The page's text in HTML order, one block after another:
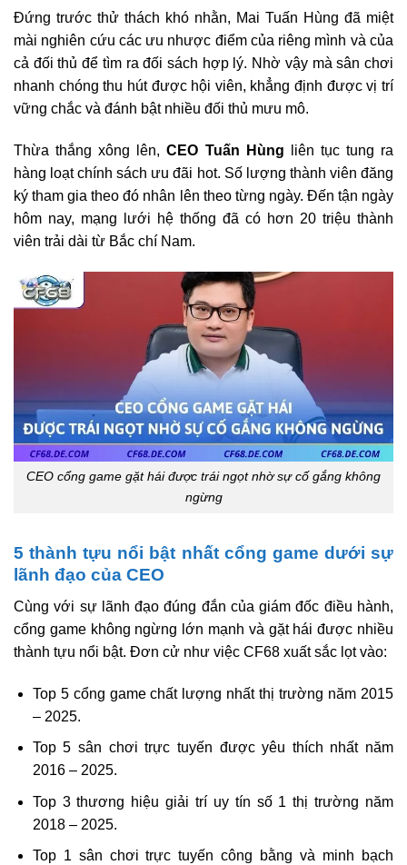
Đứng trước thử thách khó nhằn, Mai Tuấn Hùng đã miệt
mài nghiên cứu các ưu nhược điểm của riêng mình và của
cả đối thủ để tìm ra đối sách hợp lý. Nhờ vậy mà sân chơi
nhanh chóng thu hút được hội viên, khẳng định được vị trí
vững chắc và đánh bật nhiều đối thủ mưu mô.
Thừa thắng xông lên,CEO Tuấn Hùng liên tục tung ra
hàng loạt chính sách ưu đãi hot. Số lượng thành viên đăng
ký tham gia theo đó nhân lên theo từng ngày. Đến tận ngày
hôm nay, mạng lưới hệ thống đã có hơn 20 triệu thành
viên trải dài từ Bắc chí Nam.
CEO cổng game gặt hái được trái ngọt nhờ sự cố gắng không
ngừng
5 thành tựu nổi bật nhất cổng game dưới sự
lãnh đạo của CEO
Cùng với sự lãnh đạo đúng đắn của giám đốc điều hành,
cổng game không ngừng lớn mạnh và gặt hái được nhiều
thành tựu nổi bật. Đơn cử như việc CF68 xuất sắc lọt vào:
Top 5 cổng game chất lượng nhất thị trường năm 2015
– 2025.
Top 5 sân chơi trực tuyến được yêu thích nhất năm
2016 – 2025.
Top 3 thương hiệu giải trí uy tín số 1 thị trường năm
2018 – 2025.
Top 1 sân chơi trực tuyến công bằng và minh bạch